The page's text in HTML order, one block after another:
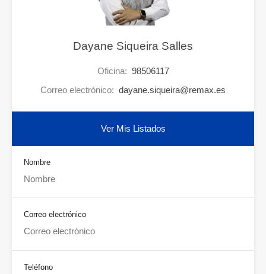
Dayane Siqueira Salles
Oficina: 98506117
Correo electrónico: dayane.siqueira@remax.es
Ver Mis Listados
Nombre
Correo electrónico
Teléfono